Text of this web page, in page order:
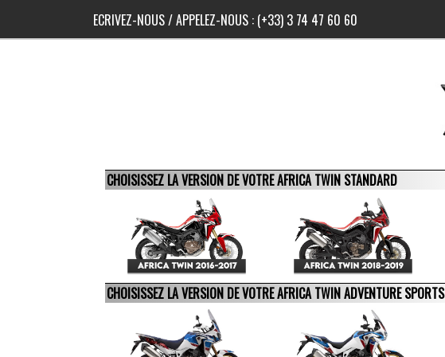
ECRIVEZ-NOUS/ APPELEZ-NOUS : (+33) 3 74 47 60 60
CHOISISSEZ LA VERSION DE VOTRE AFRICA TWIN STANDARD
CHOISISSEZ LA VERSION DE VOTRE AFRICA TWIN ADVENTURE SPORTS